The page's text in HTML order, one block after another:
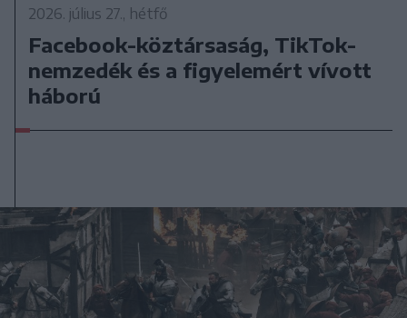
2026. július 27., hétfő
Facebook-köztársaság, TikTok-
nemzedék és a figyelemért vívott
háború